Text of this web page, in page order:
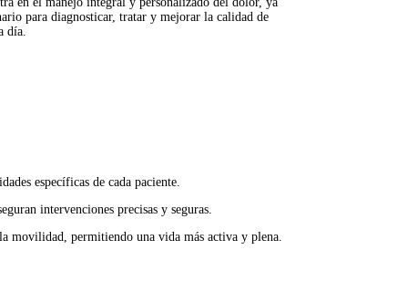
para diagnosticar, tratar y mejorar la calidad de
día.
específicas de cada paciente.
intervenciones precisas y seguras.
movilidad, permitiendo una vida más activa y plena.